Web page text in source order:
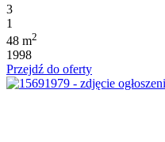
3
1
48 m2
1998
Przejdź do oferty